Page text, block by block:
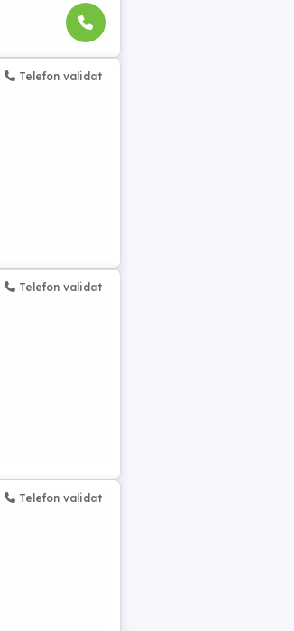
Telefon validat
Telefon validat
Telefon validat